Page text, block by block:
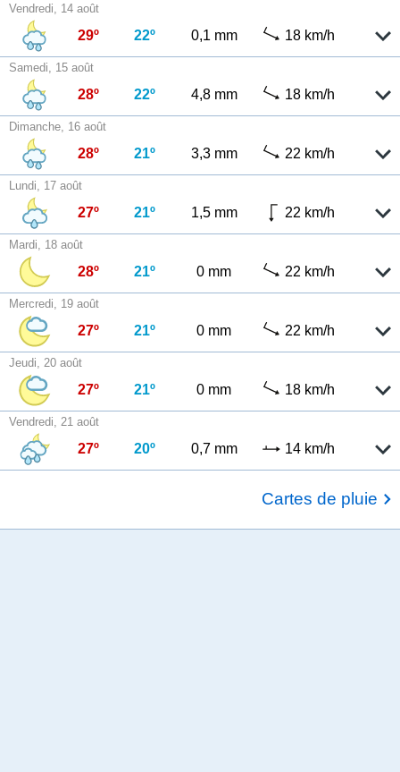
Vendredi, 14 août
29º 22º 0,1 mm 18 km/h
Samedi, 15 août
28º 22º 4,8 mm 18 km/h
Dimanche, 16 août
28º 21º 3,3 mm 22 km/h
Lundi, 17 août
27º 21º 1,5 mm 22 km/h
Mardi, 18 août
28º 21º 0 mm 22 km/h
Mercredi, 19 août
27º 21º 0 mm 22 km/h
Jeudi, 20 août
27º 21º 0 mm 18 km/h
Vendredi, 21 août
27º 20º 0,7 mm 14 km/h
Cartes de pluie